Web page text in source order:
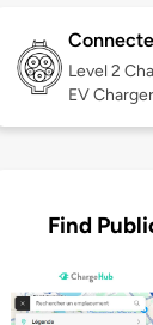
Level 2
EV Charger
Find